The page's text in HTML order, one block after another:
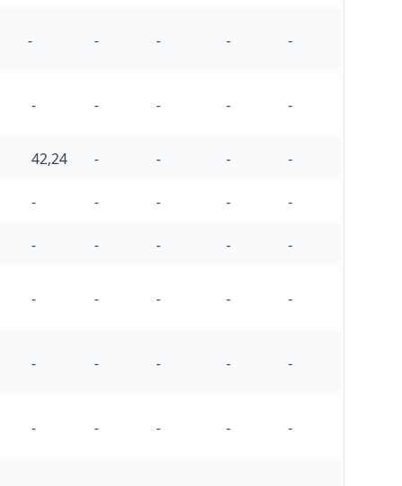
- - - - -
- - - - -
42,24 - - - -
- - - - -
- - - - -
- - - - -
- - - - -
- - - - -